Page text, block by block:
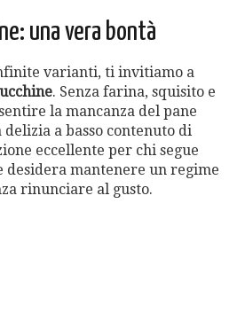
una vera bontà
varianti, ti invitiamo a
. Senza farina, squisito e
la mancanza del pane
a basso contenuto di
eccellente per chi segue
desidera mantenere un regime
rinunciare al gusto.